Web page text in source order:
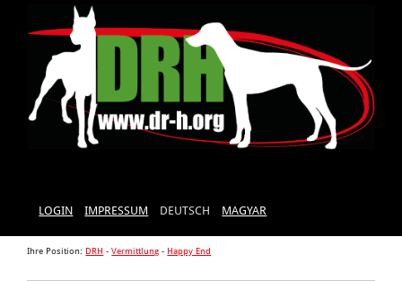
LOGIN IMPRESSUM DEUTSCH MAGYAR
Ihre Position: DRH -Vermittlung - Happy End